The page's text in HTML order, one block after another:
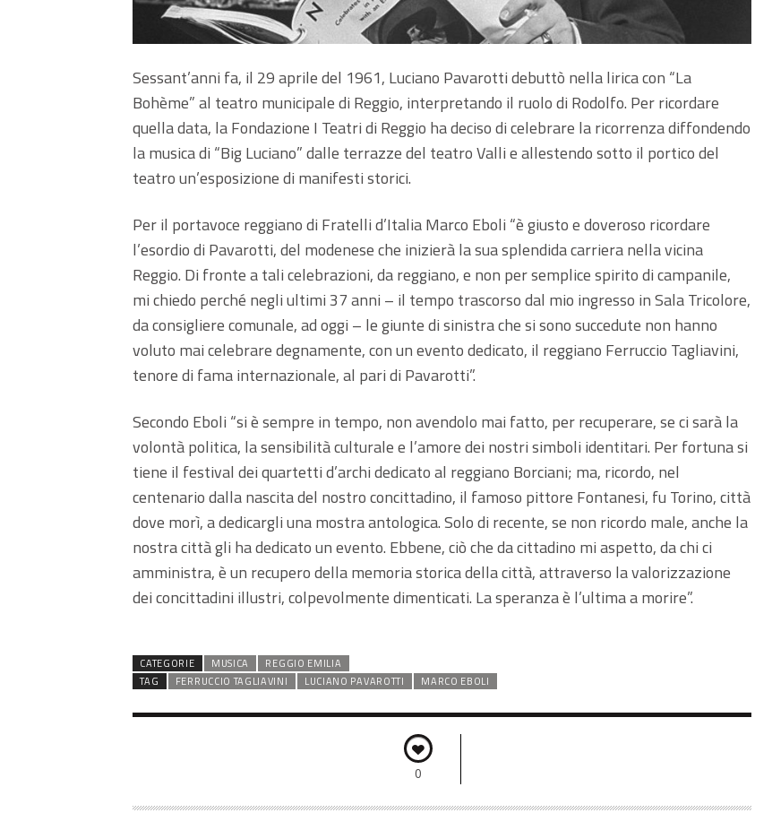
Sessant’anni fa, il 29 aprile del 1961, Luciano Pavarotti debuttò nella lirica con “La
Bohème” al teatro municipale di Reggio, interpretando il ruolo di Rodolfo. Per ricordare
quella data, la Fondazione I Teatri di Reggio ha deciso di celebrare la ricorrenza diffondendo
la musica di “Big Luciano” dalle terrazze del teatro Valli e allestendo sotto il portico del
teatro un’esposizione di manifesti storici.
Per il portavoce reggiano di Fratelli d’Italia Marco Eboli “è giusto e doveroso ricordare
l’esordio di Pavarotti, del modenese che inizierà la sua splendida carriera nella vicina
Reggio. Di fronte a tali celebrazioni, da reggiano, e non per semplice spirito di campanile,
mi chiedo perché negli ultimi 37 anni – il tempo trascorso dal mio ingresso in Sala Tricolore,
da consigliere comunale, ad oggi – le giunte di sinistra che si sono succedute non hanno
voluto mai celebrare degnamente, con un evento dedicato, il reggiano Ferruccio Tagliavini,
tenore di fama internazionale, al pari di Pavarotti”.
Secondo Eboli “si è sempre in tempo, non avendolo mai fatto, per recuperare, se ci sarà la
volontà politica, la sensibilità culturale e l’amore dei nostri simboli identitari. Per fortuna si
tiene il festival dei quartetti d’archi dedicato al reggiano Borciani; ma, ricordo, nel
centenario dalla nascita del nostro concittadino, il famoso pittore Fontanesi, fu Torino, città
dove morì, a dedicargli una mostra antologica. Solo di recente, se non ricordo male, anche la
nostra città gli ha dedicato un evento. Ebbene, ciò che da cittadino mi aspetto, da chi ci
amministra, è un recupero della memoria storica della città, attraverso la valorizzazione
dei concittadini illustri, colpevolmente dimenticati. La speranza è l’ultima a morire”.
CATEGORIE MUSICA
REGGIO EMILIA
TAG
FERRUCCIO TAGLIAVINI LUCIANO PAVAROTTI MARCO EBOLI
0